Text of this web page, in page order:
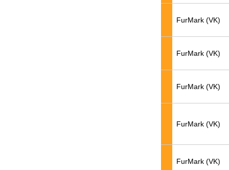
FurMark (VK)
FurMark (VK)
FurMark (VK)
FurMark (VK)
FurMark (VK)